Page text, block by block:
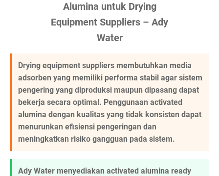
Alumina untuk Drying
Equipment Suppliers – Ady
Water
Drying equipment suppliers membutuhkan media
adsorben yang memiliki performa stabil agar sistem
pengering yang diproduksi maupun dipasang dapat
bekerja secara optimal. Penggunaan activated
alumina dengan kualitas yang tidak konsisten dapat
menurunkan efisiensi pengeringan dan
meningkatkan risiko gangguan pada sistem.
Ady Water menyediakan activated alumina ready